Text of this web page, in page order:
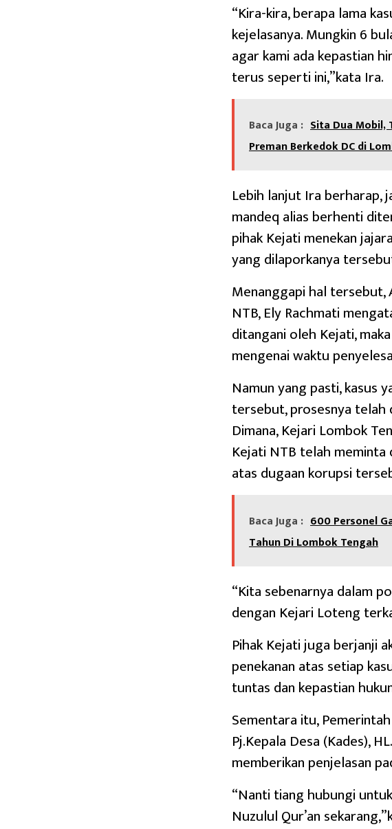
“Kira-kira, berapa lama
kejelasanya. Mungkin 6
agar kami ada kepastian
terus seperti ini,”kata Ira.
Baca Juga : Sita Dua Mobil,
Preman Berkedok DC di
Lebih lanjut Ira berharap,
mandeq alias berhenti
pihak Kejati menekan
yang dilaporkanya
Menanggapi hal tersebut,
NTB, Ely Rachmati
ditangani oleh Kejati,
mengenai waktu
Namun yang pasti, kasus
tersebut, prosesnya telah
Dimana, Kejari Lombok
Kejati NTB telah
atas dugaan korupsi
Baca Juga : 600 Personel
Tahun Di Lombok Tengah
“Kita sebenarnya dalam
dengan Kejari Loteng
Pihak Kejati juga berjanji
penekanan atas setiap
tuntas dan kepastian
Sementara itu,
Pj.Kepala Desa (Kades),
memberikan penjelasan
“Nanti tiang hubungi
Nuzulul Qur’an